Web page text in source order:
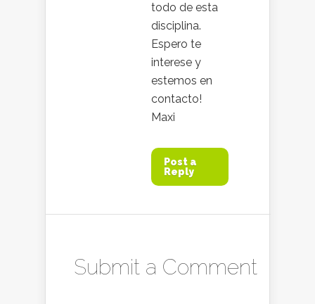
todo de esta
disciplina.
Espero te
interese y
estemos en
contacto!
Maxi
Post a
Reply
Submit a Comment